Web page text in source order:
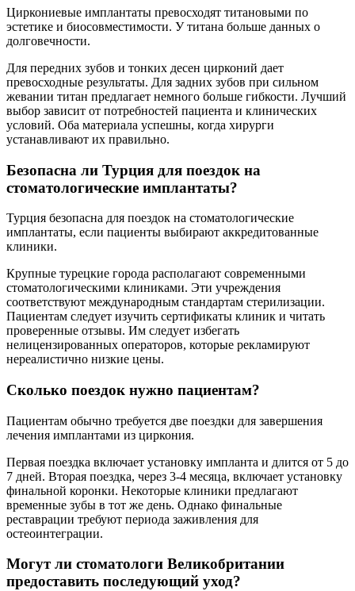
Циркониевые имплантаты превосходят титановыми по
эстетике и биосовместимости. У титана больше данных о
долговечности.
Для передних зубов и тонких десен цирконий дает
превосходные результаты. Для задних зубов при сильном
жевании титан предлагает немного больше гибкости. Лучший
выбор зависит от потребностей пациента и клинических
условий. Оба материала успешны, когда хирурги
устанавливают их правильно.
Безопасна ли Турция для поездок на
стоматологические имплантаты?
Турция безопасна для поездок на стоматологические
имплантаты, если пациенты выбирают аккредитованные
клиники.
Крупные турецкие города располагают современными
стоматологическими клиниками. Эти учреждения
соответствуют международным стандартам стерилизации.
Пациентам следует изучить сертификаты клиник и читать
проверенные отзывы. Им следует избегать
нелицензированных операторов, которые рекламируют
нереалистично низкие цены.
Сколько поездок нужно пациентам?
Пациентам обычно требуется две поездки для завершения
лечения имплантами из циркония.
Первая поездка включает установку импланта и длится от 5 до
7 дней. Вторая поездка, через 3-4 месяца, включает установку
финальной коронки. Некоторые клиники предлагают
временные зубы в тот же день. Однако финальные
реставрации требуют периода заживления для
остеоинтеграции.
Могут ли стоматологи Великобритании
предоставить последующий уход?